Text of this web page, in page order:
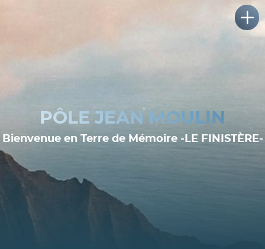
PÔLE JEAN MOULIN
Bienvenue en Terre de Mémoire -LE FINISTÈRE-